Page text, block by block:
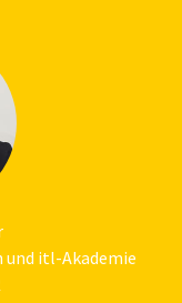
und itl-Akademie